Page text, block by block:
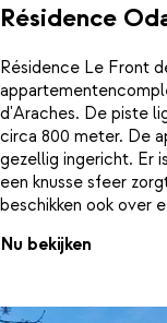
Résidence
Résidence Le Front
d'Araches. De piste
circa 800 meter. De
gezellig ingericht. Er
een knusse sfeer
beschikken ook over
Nu bekijken